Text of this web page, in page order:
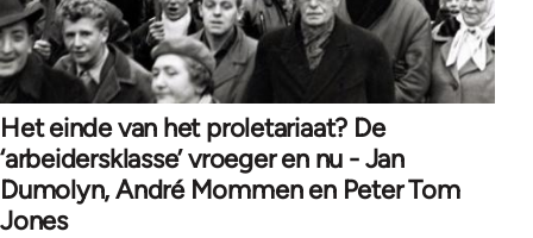
Het einde van het proletariaat? De
‘arbeidersklasse’ vroeger en nu - Jan
Dumolyn, André Mommen en Peter Tom
Jones